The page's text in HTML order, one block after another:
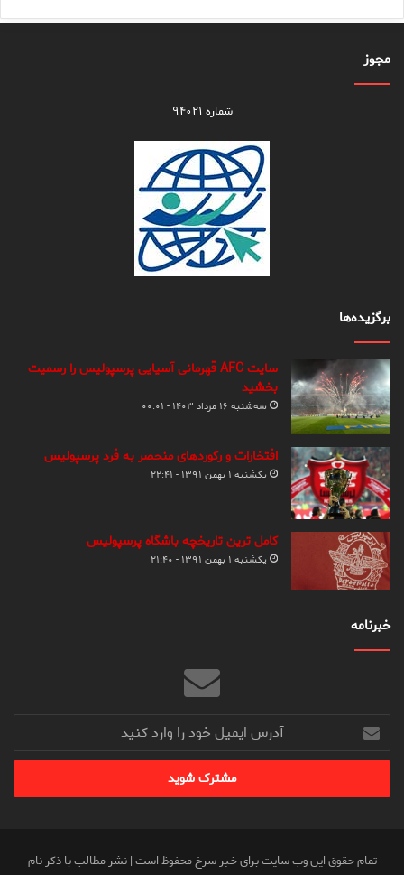
مجوز
شماره ۹۴۰۲۱
برگزیده‌ها
سایت AFC قهرمانی آسیایی پرسپولیس را رسمیت
بخشید
سه‌شنبه ۱۶ مرداد ۱۴۰۳ - ۰۰:۰۱
افتخارات و رکوردهای منحصر به فرد پرسپولیس
یکشنبه ۱ بهمن ۱۳۹۱ - ۲۲:۴۱
کامل ترین تاریخچه باشگاه پرسپولیس
یکشنبه ۱ بهمن ۱۳۹۱ - ۲۱:۴۰
خبرنامه
آدرس
ایمیل
خود
وارد
تمام حقوق این وب سایت برای خبر سرخ محفوظ است | نشر مطالب با ذکر نام